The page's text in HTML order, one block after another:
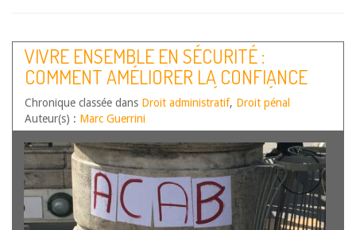
VIVRE ENSEMBLE EN SÉCURITÉ :
COMMENT AMÉLIORER LA CONFIANCE
ENTRE LES FORCES DE SÉCURITÉ
INTÉRIEURE ET LA POPULATION ?
Chronique classée dans Droit administratif, Droit pénal
Auteur(s) : Marc Guerrini